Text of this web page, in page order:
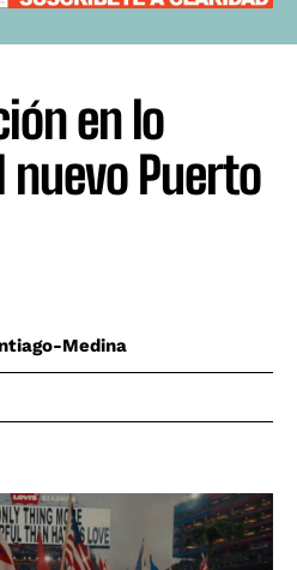
en lo
Puerto
Medina